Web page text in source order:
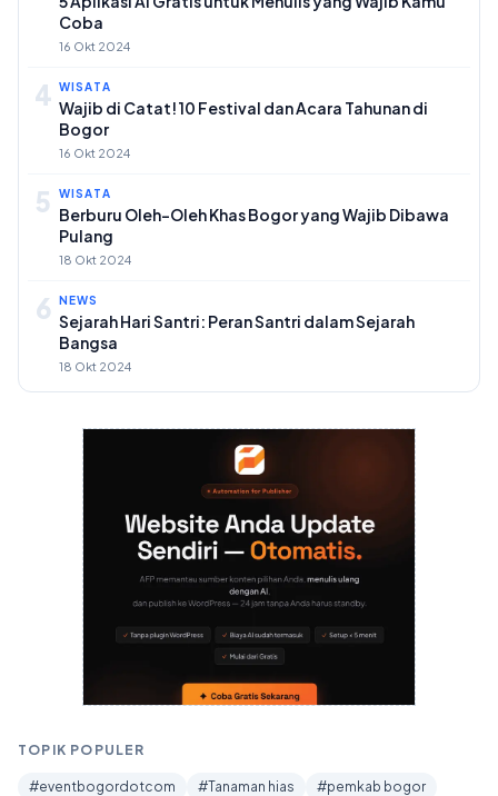
Coba
16 Okt 2024
4 WISATA
Wajib di Catat! 10 Festival dan Acara Tahunan di
Bogor
16 Okt 2024
5 WISATA
Berburu Oleh-Oleh Khas Bogor yang Wajib Dibawa
Pulang
18 Okt 2024
6 NEWS
Sejarah Hari Santri: Peran Santri dalam Sejarah
Bangsa
18 Okt 2024
TOPIK POPULER
#eventbogordotcom #Tanaman hias
#pemkab bogor